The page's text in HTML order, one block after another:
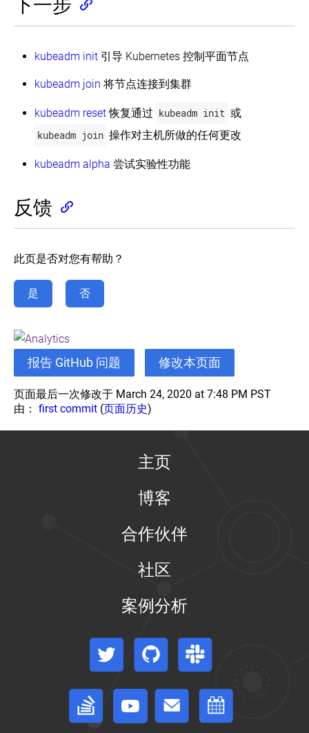
下一步
kubeadm init 引导 Kubernetes 控制平面节点
kubeadm join 将节点连接到集群
kubeadm reset恢复通过 kubeadm init 或
kubeadm join 操作对主机所做的任何更改
kubeadm alpha 尝试实验性功能
反馈
此页是否对您有帮助？
是 否
报告 GitHub 问题 修改本页面
页面最后一次修改于 March 24, 2020 at 7:48 PM PST
由： first commit (页面历史)
主页
博客
合作伙伴
社区
案例分析
Twitter GitHub Slack
Stack Overflow 论坛 事件日历